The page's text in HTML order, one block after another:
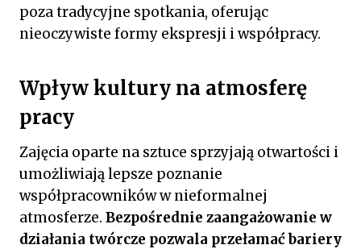
poza tradycyjne spotkania, oferując
nieoczywiste formy ekspresji i współpracy.
Wpływ kultury na atmosferę
pracy
Zajęcia oparte na sztuce sprzyjają otwartości i
umożliwiają lepsze poznanie
współpracowników w nieformalnej
atmosferze. Bezpośrednie zaangażowanie w
działania twórcze pozwala przełamać bariery